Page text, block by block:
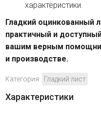
характеристики.
Гладкий оцинкованный
практичный и
вашим верным
и производстве.
Категория: Гладкий лист
Характеристики